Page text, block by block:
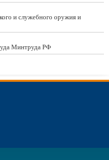
и служебного оружия и
Минтруда РФ